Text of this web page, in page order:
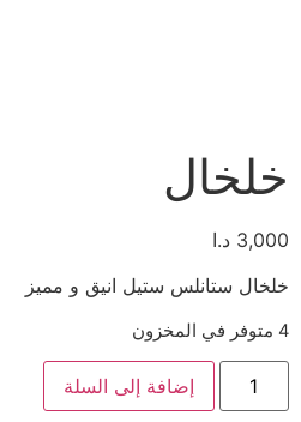
خلخال
3,000 د.ا
خلخال ستانلس ستيل انيق و مميز
4 متوفر في المخزون
إضافة إلى السلة